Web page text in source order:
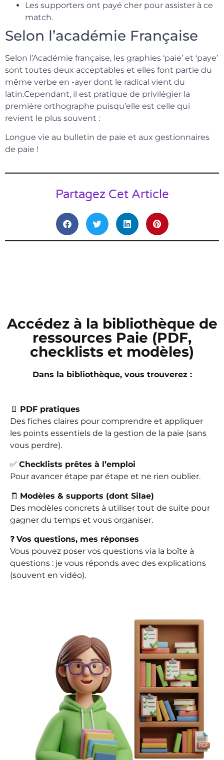
Les supporters ont payé cher pour assister à ce
match.
Selon l’académie Française
Selon l’Académie française, les graphies ‘paie’ et ‘paye’
sont toutes deux acceptables et elles font partie du
même verbe en -ayer dont le radical vient du
latin.Cependant, il est pratique de privilégier la
première orthographe puisqu’elle est celle qui
revient le plus souvent :
Longue vie au bulletin de paie et aux gestionnaires
de paie !
Partagez Cet Article
Accédez à la bibliothèque de
ressources Paie (PDF,
checklists et modèles)
Dans la bibliothèque, vous trouverez :
📄 PDF pratiques
Des fiches claires pour comprendre et appliquer
les points essentiels de la gestion de la paie (sans
vous perdre).
✅ Checklists prêtes à l’emploi
Pour avancer étape par étape et ne rien oublier.
🧾 Modèles & supports (dont Silae)
Des modèles concrets à utiliser tout de suite pour
gagner du temps et vous organiser.
❓ Vos questions, mes réponses
Vous pouvez poser vos questions via la boîte à
questions : je vous réponds avec des explications
(souvent en vidéo).